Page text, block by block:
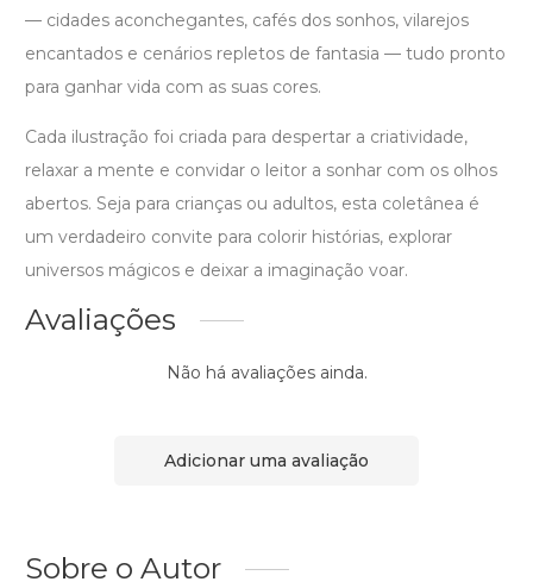
— cidades aconchegantes, cafés dos sonhos, vilarejos
encantados e cenários repletos de fantasia — tudo pronto
para ganhar vida com as suas cores.
Cada ilustração foi criada para despertar a criatividade,
relaxar a mente e convidar o leitor a sonhar com os olhos
abertos. Seja para crianças ou adultos, esta coletânea é
um verdadeiro convite para colorir histórias, explorar
universos mágicos e deixar a imaginação voar.
Avaliações
Não há avaliações ainda.
Adicionar uma avaliação
Sobre o Autor